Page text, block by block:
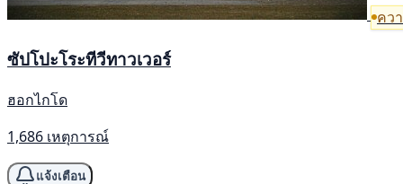
คว
ซัปโปะโระทีวีทาวเวอร์
ฮอกไกโด
1,686 เหตุการณ์
แจ้งเตือน